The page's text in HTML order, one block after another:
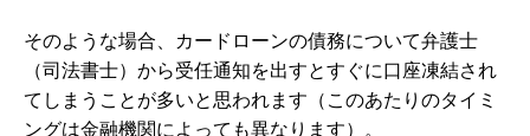
そのような場合、カードローンの債務について弁護士
（司法書士）から受任通知を出すとすぐに口座凍結され
てしまうことが多いと思われます（このあたりのタイミ
ングは金融機関によっても異なります）。